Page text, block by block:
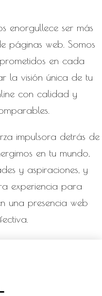
enorgullece ser más
páginas web. Somos
en cada
la visión única de tu
con calidad y
impulsora detrás de
en tu mundo,
y aspiraciones, y
experiencia para
una presencia web